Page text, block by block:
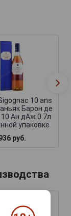
10 ans
Барон де
10 Ан дАж 0.7л
упаковке
руб.